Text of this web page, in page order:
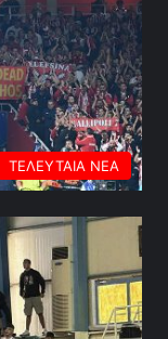
ΤΕΛΕΥΤΑΙΑ ΝΕΑ